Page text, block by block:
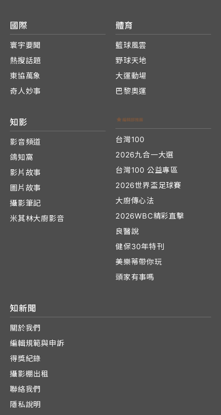
國際
寰宇要聞
熱搜話題
東協萬象
奇人妙事
體育
籃球風雲
野球天地
大運動場
巴黎奧運
知影
影音頻道
鴿知窩
影片故事
圖片故事
攝影筆記
米其林大廚影音
台灣100
2026九合一大選
台灣100 公益專區
2026世界盃足球賽
大廚傳心法
2026WBC精彩直擊
良醫說
健保30年特刊
美樂蒂帶你玩
頭家有事嗎
知新聞
關於我們
編輯規範與申訴
得獎紀錄
攝影棚出租
聯絡我們
隱私說明